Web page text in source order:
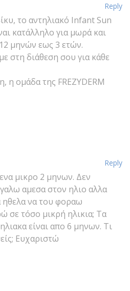
Reply
το αντηλιακό Infant Sun
κατάλληλο για μωρά και
μηνών εως 3 ετών.
στη διάθεση σου για κάθε
η ομάδα της FREZYDERM
Reply
μικρο 2 μηνων. Δεν
αμεσα στον ηλιο αλλα
ηθελα να του φοραω
σε τόσο μικρή ηλικια; Τα
είναι απο 6 μηνων. Τι
Ευχαριστώ